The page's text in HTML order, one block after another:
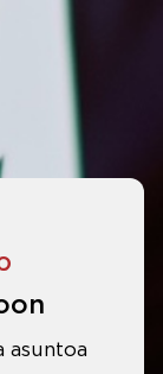
asuntoa